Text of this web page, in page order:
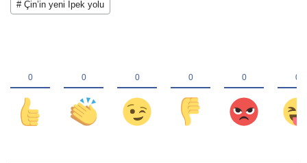
# Çin’in yeni İpek yolu